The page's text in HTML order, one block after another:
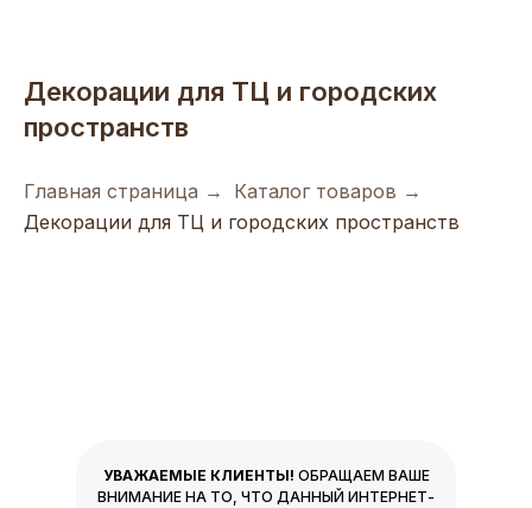
Декорации для ТЦ и городских
пространств
Главная страница → Каталог товаров →
Декорации для ТЦ и городских пространств
УВАЖАЕМЫЕ КЛИЕНТЫ! ОБРАЩАЕМ ВАШЕ
ВНИМАНИЕ НА ТО, ЧТО ДАННЫЙ ИНТЕРНЕТ-